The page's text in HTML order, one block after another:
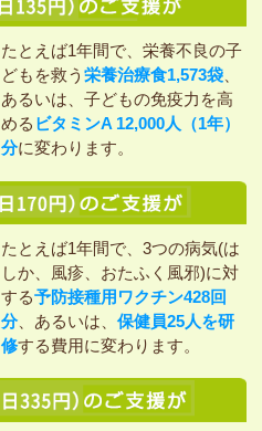
たとえば1年間で、栄養不良の子
どもを救う栄養治療食1,573袋
あるいは、子どもの免疫力を高
める ビタミンA 12,000人（1年）
分に変わります。
たとえば1年間で、3つの病気(は
しか、風疹、おたふく風邪)に対
する予防接種用ワクチン428回
分、あるいは、保健員25人を研
修する費用に変わります。